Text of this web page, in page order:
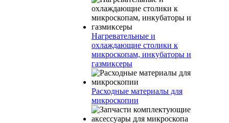
Нагревательные и
охлаждающие столики к
микроскопам, инкубаторы и
газмиксеры
Расходные материалы для
микроскопии